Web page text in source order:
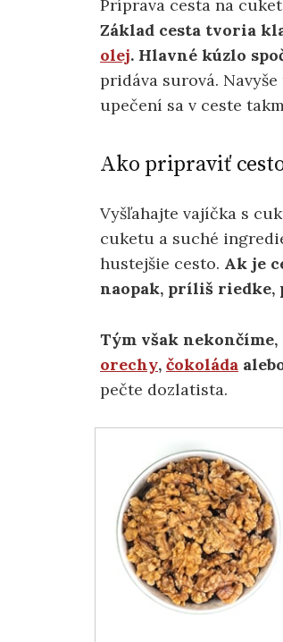
Príprava cesta na
Základ cesta tvoria
olej. Hlavné kúzlo
pridáva surová.
upečení sa v ceste
Ako pripraviť
Vyšľahajte vajíčka s
cuketu a suché
hustejšie cesto. Ak je
naopak, príliš riedke,
Tým však
orechy, čokoláda
pečte dozlatista.